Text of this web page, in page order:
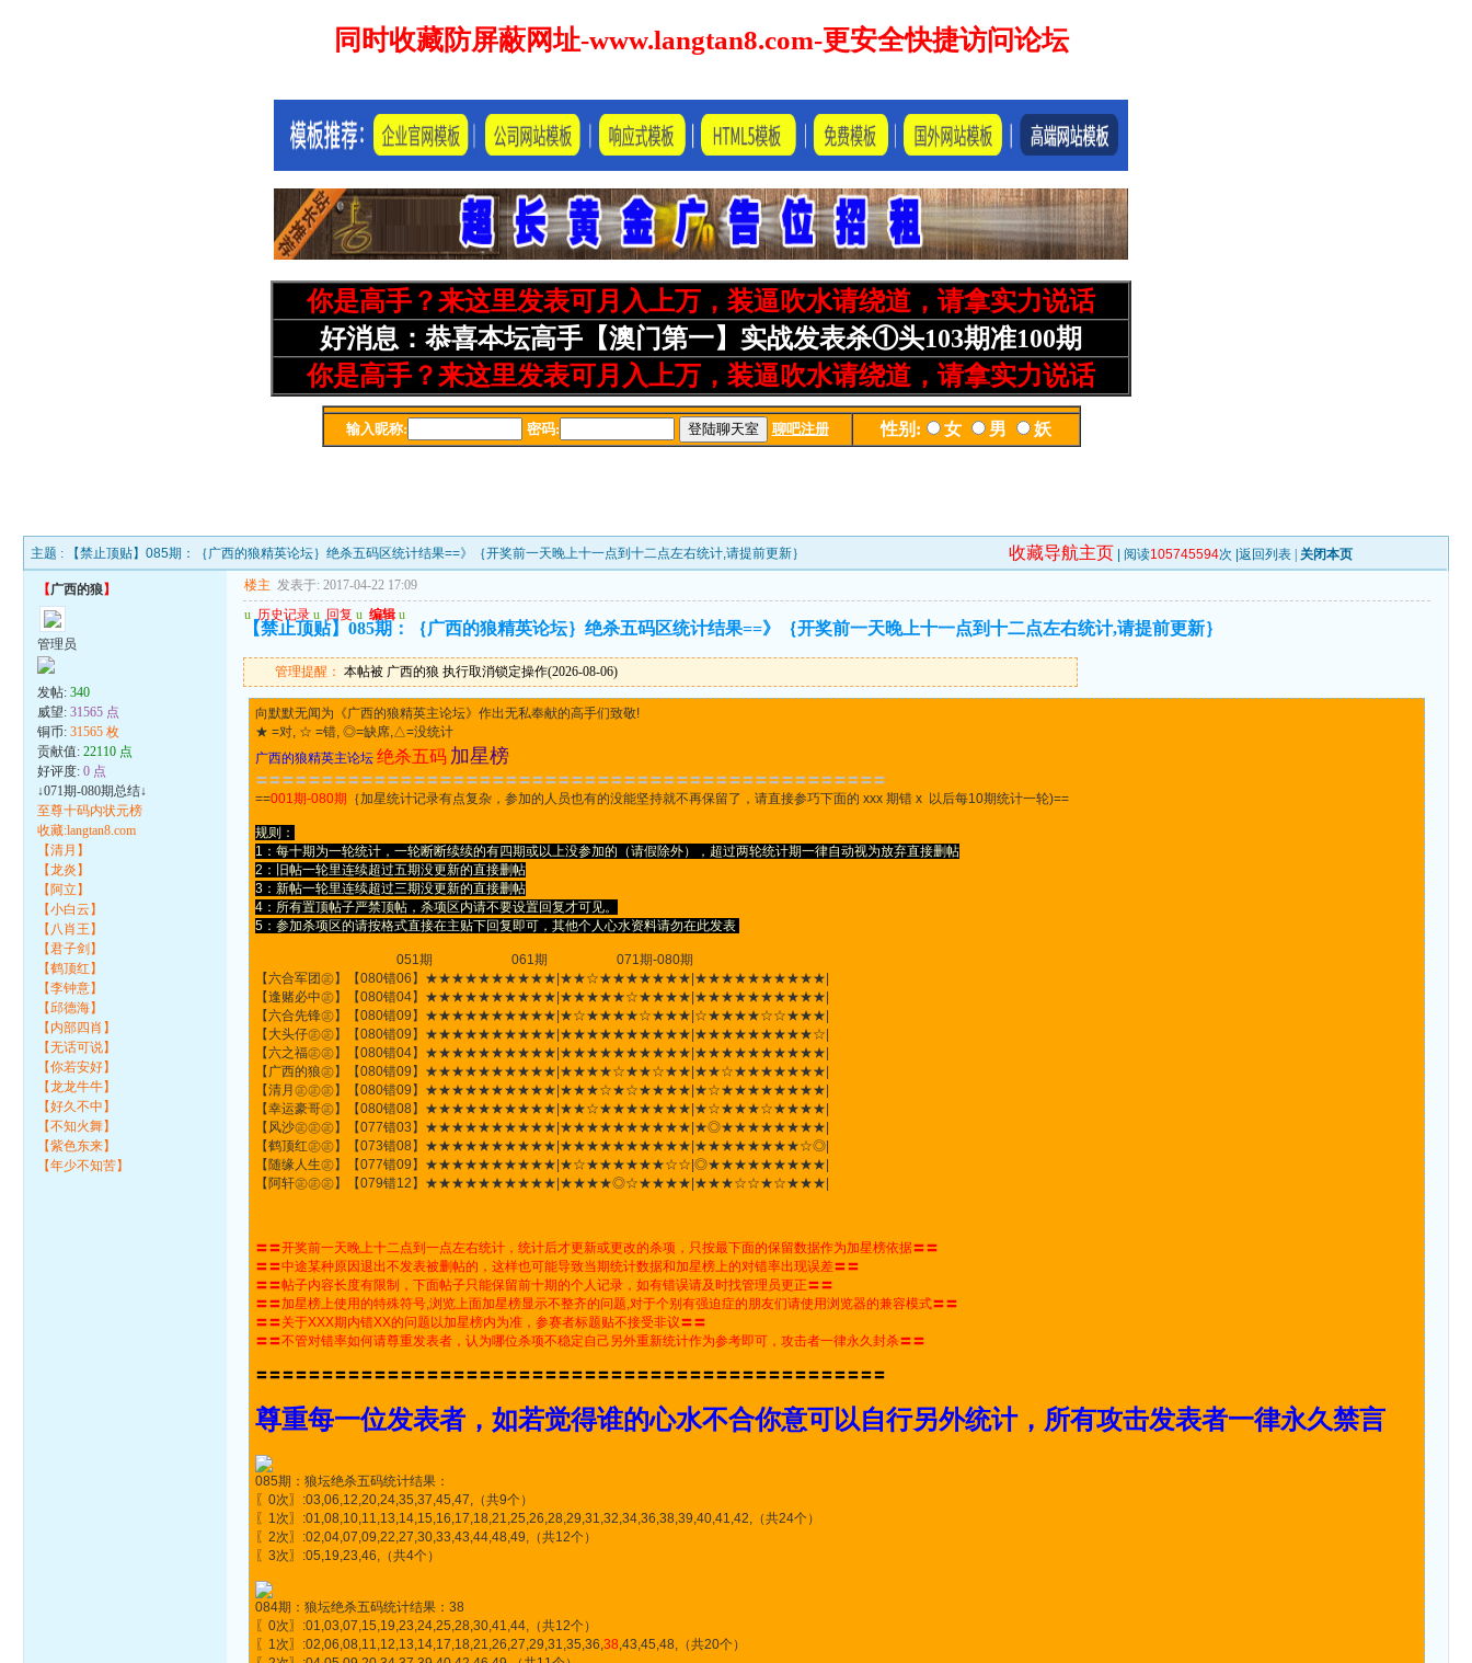
主题 : 【禁止顶贴】085期：｛广西的狼精英论坛｝绝杀五码区统计结果==》｛开奖前一天晚上十一点到十二点左右统计,请提前更新｝ 收藏导航主页 | 阅读105745594次 |返回列表 关闭本页
【广西的狼】
管理员
发帖:340
威望:31565 点
铜币:31565 枚
贡献值:22110 点
好评度:0 点
↓071期-080期总结↓
至尊十码内状元榜
收藏:langtan8.com
【清月】
【龙炎】
【阿立】
【小白云】
【八肖王】
【君子剑】
【鹤顶红】
【李钟意】
【邱德海】
【内部四肖】
【无话可说】
【你若安好】
【龙龙牛牛】
【好久不中】
【不知火舞】
【紫色东来】
【年少不知苦】
楼主 发表于: 2017-04-22 17:09
u 历史记录 u 回复 u 编辑 u
【禁止顶贴】085期：｛广西的狼精英论坛｝绝杀五码区统计结果==》｛开奖前一天晚上十一点到十二点左右统计,请提前更新｝
管理提醒：本帖被 广西的狼 执行取消锁定操作(2026-08-06)
向默默无闻为《广西的狼精英主论坛》作出无私奉献的高手们致敬!
★ =对, ☆ =错, ◎=缺席,△=没统计
广西的狼精英主论坛 绝杀五码 加星榜
〓〓〓〓〓〓〓〓〓〓〓〓〓〓〓〓〓〓〓〓〓〓〓〓〓〓〓〓〓〓〓〓〓〓〓〓〓〓〓〓〓〓〓〓〓〓〓〓
==001期-080期 ｛加星统计记录有点复杂，参加的人员也有的没能坚持就不再保留了，请直接参巧下面的 xxx 期错 x 以后每10期统计一轮)==
规则：
1：每十期为一轮统计，一轮断断续续的有四期或以上没参加的（请假除外），超过两轮统计期一律自动视为放弃直接删帖
2：旧帖一轮里连续超过五期没更新的直接删帖
3：新帖一轮里连续超过三期没更新的直接删帖
4：所有置顶帖子严禁顶帖，杀项区内请不要设置回复才可见。
5：参加杀项区的请按格式直接在主贴下回复即可，其他个人心水资料请勿在此发表
051期 061期 071期-080期
【六合军团㊣】【080错06】★★★★★★★★★★|★★☆★★★★★★★|★★★★★★★★★★|
【逢赌必中㊣】【080错04】★★★★★★★★★★|★★★★★☆★★★★|★★★★★★★★★★|
【六合先锋㊣】【080错09】★★★★★★★★★★|★☆★★★★☆★★★|☆★★★★☆☆★★★|
【大头仔㊣㊣】【080错09】★★★★★★★★★★|★★★★★★★★★★|★★★★★★★★★☆|
【六之福㊣㊣】【080错04】★★★★★★★★★★|★★★★★★★★★★|★★★★★★★★★★|
【广西的狼㊣】【080错09】★★★★★★★★★★|★★★★☆★★☆★★|★★☆★★★★★★★|
【清月㊣㊣㊣】【080错09】★★★★★★★★★★|★★★☆★☆★★★★|★☆★★★★★★★★|
【幸运豪哥㊣】【080错08】★★★★★★★★★★|★★☆★★★★★★★|★☆★★★☆★★★★|
【风沙㊣㊣㊣】【077错03】★★★★★★★★★★|★★★★★★★★★★|★◎★★★★★★★★|
【鹤顶红㊣㊣】【073错08】★★★★★★★★★★|★★★★★★★★★★|★★★★★★★★☆◎|
【随缘人生㊣】【077错09】★★★★★★★★★★|★☆★★★★★★☆☆|◎★★★★★★★★★|
【阿轩㊣㊣㊣】【079错12】★★★★★★★★★★|★★★★◎☆★★★★|★★★☆☆★☆★★★|
〓〓开奖前一天晚上十二点到一点左右统计，统计后才更新或更改的杀项，只按最下面的保留数据作为加星榜依据〓〓
〓〓中途某种原因退出不发表被删帖的，这样也可能导致当期统计数据和加星榜上的对错率出现误差〓〓
〓〓帖子内容长度有限制，下面帖子只能保留前十期的个人记录，如有错误请及时找管理员更正〓〓
〓〓加星榜上使用的特殊符号,浏览上面加星榜显示不整齐的问题,对于个别有强迫症的朋友们请使用浏览器的兼容模式〓〓
〓〓关于XXX期内错XX的问题以加星榜内为准，参赛者标题贴不接受非议〓〓
〓〓不管对错率如何请尊重发表者，认为哪位杀项不稳定自己另外重新统计作为参考即可，攻击者一律永久封杀〓〓
〓〓〓〓〓〓〓〓〓〓〓〓〓〓〓〓〓〓〓〓〓〓〓〓〓〓〓〓〓〓〓〓〓〓〓〓〓〓〓〓〓〓〓〓〓〓〓〓
尊重每一位发表者，如若觉得谁的心水不合你意可以自行另外统计，所有攻击发表者一律永久禁言
085期：狼坛绝杀五码统计结果：
〖0次〗:03,06,12,20,24,35,37,45,47,（共9个）
〖1次〗:01,08,10,11,13,14,15,16,17,18,21,25,26,28,29,31,32,34,36,38,39,40,41,42,（共24个）
〖2次〗:02,04,07,09,22,27,30,33,43,44,48,49,（共12个）
〖3次〗:05,19,23,46,（共4个）
084期：狼坛绝杀五码统计结果：38
〖0次〗:01,03,07,15,19,23,24,25,28,30,41,44,（共12个）
〖1次〗:02,06,08,11,12,13,14,17,18,21,26,27,29,31,35,36,38,43,45,48,（共20个）